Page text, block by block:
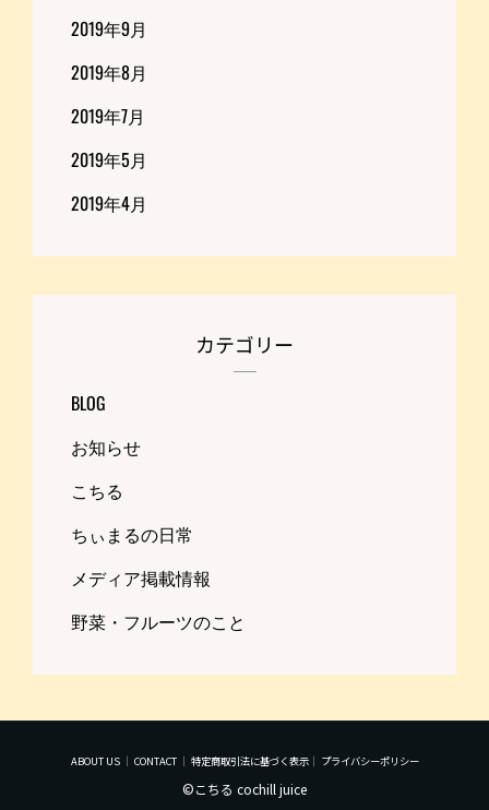
2019年9月
2019年8月
2019年7月
2019年5月
2019年4月
カテゴリー
BLOG
お知らせ
こちる
ちぃまるの日常
メディア掲載情報
野菜・フルーツのこと
ABOUT US｜ CONTACT｜ 特定商取引法に基づく表示｜ プライバシーポリシー
©こちる cochill juice